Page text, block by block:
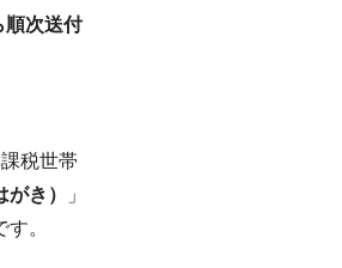
順次送付
税世帯
き）
」
す。